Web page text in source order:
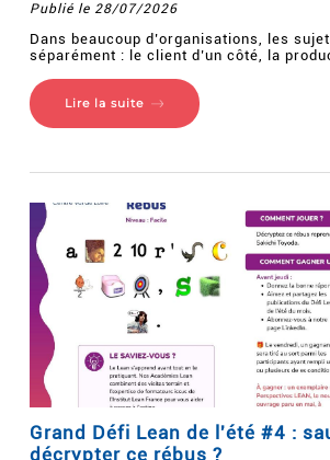
Publié le 28/07/2026
Dans beaucoup d’organisations, les
séparément : le client d’un côté, la
Lire la suite
Grand Défi Lean de l'été #4 :
décrypter ce rébus ?